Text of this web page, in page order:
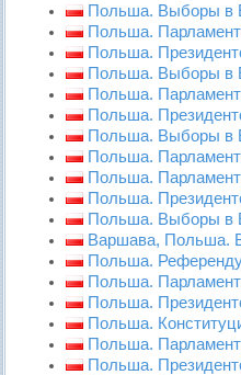
Польша. Выборы в
Польша.
Польша.
Польша. Выборы в
Польша.
Польша.
Польша. Выборы в
Польша.
Польша.
Польша.
Польша. Выборы в
Варшава, Польша.
Польша.
Польша.
Польша.
Польша.
Польша.
Польша.